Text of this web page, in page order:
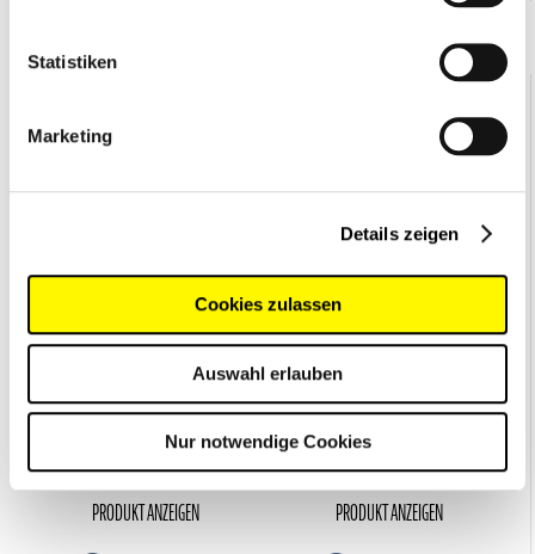
Statistiken
Marketing
Details zeigen
Cookies zulassen
Auswahl erlauben
Nur notwendige Cookies
PHIAL
Thermoisoliertes Ampullarium mit
Elastikschlaufen für bis zu 49 Ampullen
22,95 €
PRODUKT ANZEIGEN
AMPUSAFE XL
Übersichtliches Ampullarium mit
Grifflasche und robuster Außenhülle
37,95 €
PRODUKT ANZEIGEN